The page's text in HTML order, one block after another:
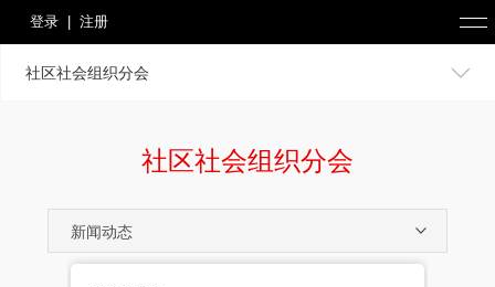
登录| 注册
社区社会组织分会
社区社会组织分会